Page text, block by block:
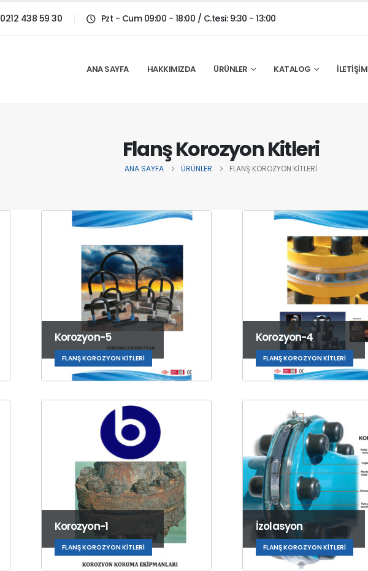
0212 438 59 30 Pzt - Cum 09:00 - 18:00 / C.tesi: 9:30 - 13:00
ANA SAYFA HAKKIMIZDA ÜRÜNLER KATALOG İLETIŞIM
Flanş Korozyon Kitleri
ANA SAYFA ÜRÜNLER FLANŞ KOROZYON KITLERI
Korozyon-5
FLANŞ KOROZYON KITLERI
Korozyon-4
FLANŞ KOROZYON KITLERI
Korozyon-1
FLANŞ KOROZYON KITLERI
İzolasyon
FLANŞ KOROZYON KITLERI